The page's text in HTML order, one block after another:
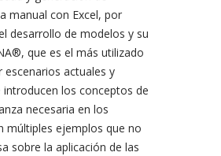
manual con Excel, por
desarrollo de modelos y su
que es el más utilizado
actuales y
los conceptos de
necesaria en los
múltiples ejemplos que no
sobre la aplicación de las